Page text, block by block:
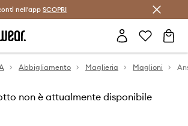
Risparmia con Answear Club >
nell'app SCOPRI
Abbigliamento Maglieria Maglioni
non è attualmente disponibile